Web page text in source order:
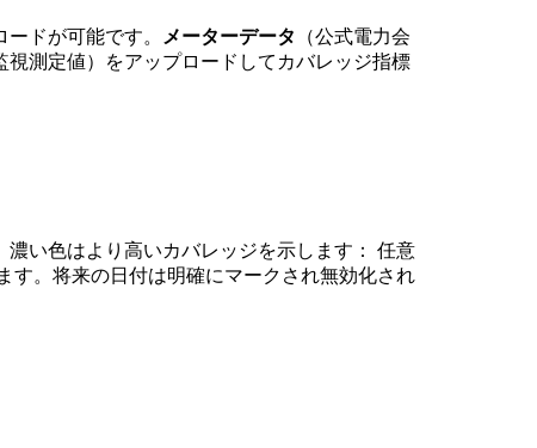
ドが可能です。 メーターデータ
（公式電力会
視測定値）をアップロードしてカバレッジ指標
い色はより高いカバレッジを示します： 任意
す。将来の日付は明確にマークされ無効化され